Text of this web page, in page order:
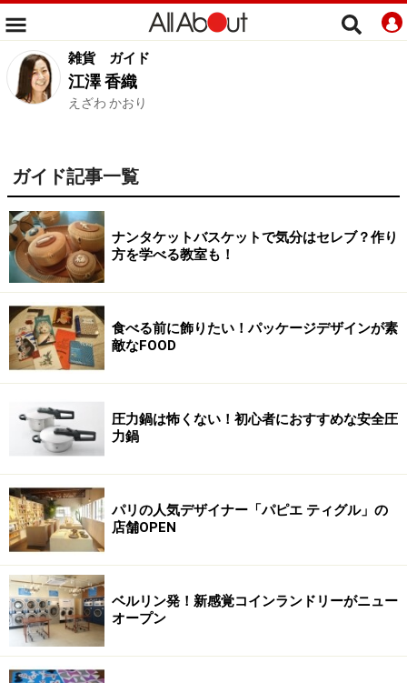
雑貨 ガイド
江澤 香織
えざわ かおり
ガイド記事一覧
ナンタケットバスケットで気分はセレブ？作り
方を学べる教室も！
食べる前に飾りたい！パッケージデザインが素
敵なFOOD
圧力鍋は怖くない！初心者におすすめな安全圧
力鍋
パリの人気デザイナー「パピエ ティグル」の
店舗OPEN
ベルリン発！新感覚コインランドリーがニュー
オープン